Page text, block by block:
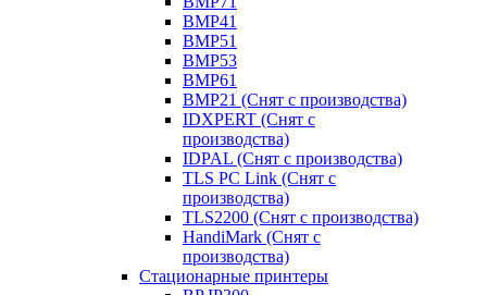
BMP41
BMP51
BMP53
BMP61
BMP21 (Снят с производства)
IDXPERT (Снят с
производства)
IDPAL (Снят с производства)
TLS PC Link (Снят с
производства)
TLS2200 (Снят с производства)
HandiMark (Снят с
производства)
Стационарные принтеры